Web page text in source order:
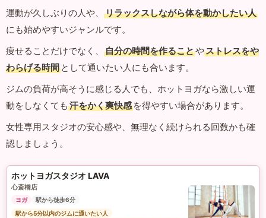
運動が久しぶりの人や、
リラックスしながら体を動かしたい人
にも始めやすいジャンルです。
痩せることだけでなく、
自分の時間を作ることやストレスをや
わらげる時間 として通いたい人にも合います。
ジムの負荷が高そうに感じる人でも、ホットヨガなら激しい運
動をしなくても 汗をかく爽快感 を得やすい場合があります。
女性専用スタジオの安心感や、無理なく続けられる回数かも確
認しましょう。
ホットヨガスタジオ LAVA
心斎橋店
ヨガ
駅から徒歩6分
駅から5分以内のジムに通いたい人